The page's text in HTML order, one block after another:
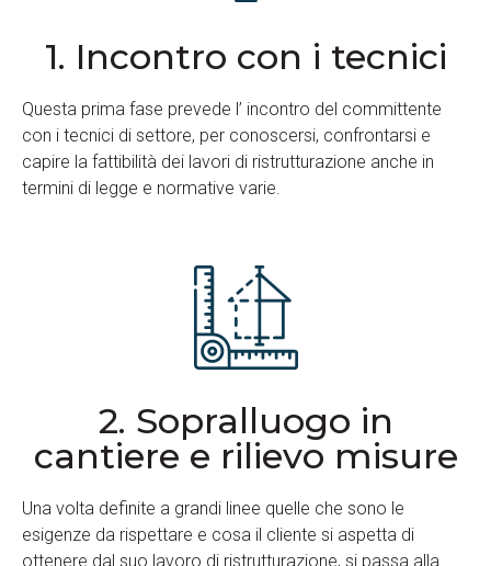
1. Incontro con i tecnici
Questa prima fase prevede l’ incontro del committente
con i tecnici di settore, per conoscersi, confrontarsi e
capire la fattibilità dei lavori di ristrutturazione anche in
termini di legge e normative varie.
2. Sopralluogo in
cantiere e rilievo misure
Una volta definite a grandi linee quelle che sono le
esigenze da rispettare e cosa il cliente si aspetta di
ottenere dal suo lavoro di ristrutturazione, si passa alla